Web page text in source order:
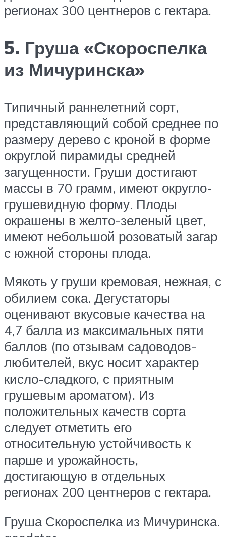
регионах 300 центнеров с гектара.
5. Груша «Скороспелка
из Мичуринска»
Типичный раннелетний сорт,
представляющий собой среднее по
размеру дерево с кроной в форме
округлой пирамиды средней
загущенности. Груши достигают
массы в 70 грамм, имеют округло-
грушевидную форму. Плоды
окрашены в желто-зеленый цвет,
имеют небольшой розоватый загар
с южной стороны плода.
Мякоть у груши кремовая, нежная, с
обилием сока. Дегустаторы
оценивают вкусовые качества на
4,7 балла из максимальных пяти
баллов (по отзывам садоводов-
любителей, вкус носит характер
кисло-сладкого, с приятным
грушевым ароматом). Из
положительных качеств сорта
следует отметить его
относительную устойчивость к
парше и урожайность,
достигающую в отдельных
регионах 200 центнеров с гектара.
Груша Скороспелка из Мичуринска.